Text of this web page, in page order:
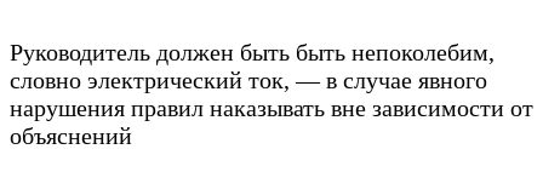
Руководитель должен быть быть непоколебим,
словно электрический ток, — в случае явного
нарушения правил наказывать вне зависимости от
объяснений